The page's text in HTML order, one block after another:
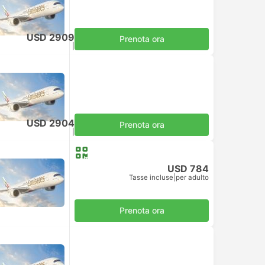
USD 2909 Prenota ora
USD 2904 Prenota ora
USD 784
Tasse incluse per adulto
Prenota ora